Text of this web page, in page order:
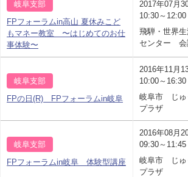
岐阜支部
FPフォーラムin高山 夏休みこど
もマネー教室 〜はじめてのお仕
事体験〜
2017年07月
10:30～12:00
飛騨・世界
センター 会
岐阜支部
FPの日(R) FPフォーラムin岐阜
2016年11月
10:00～16:30
岐阜市 じゅ
プラザ
岐阜支部
FPフォーラムin岐阜 体験型講座
2016年08月
09:30～11:45
岐阜市 じゅ
プラザ